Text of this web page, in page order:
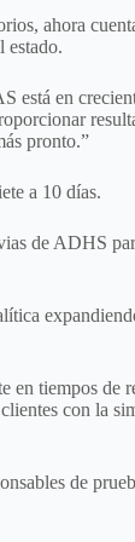
ahora
estado.
está en
pronto.”
a 10 días.
de ADHS
tiempos
con la
de